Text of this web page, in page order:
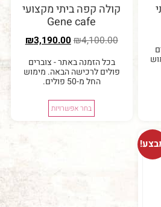
קולה קפה ביתי מקצועי
Gene cafe
₪
₪3,190.00
בכל הזמנה באתר - צוברים
פולים לרכישה הבאה. מימוש
בחר אפשרויות